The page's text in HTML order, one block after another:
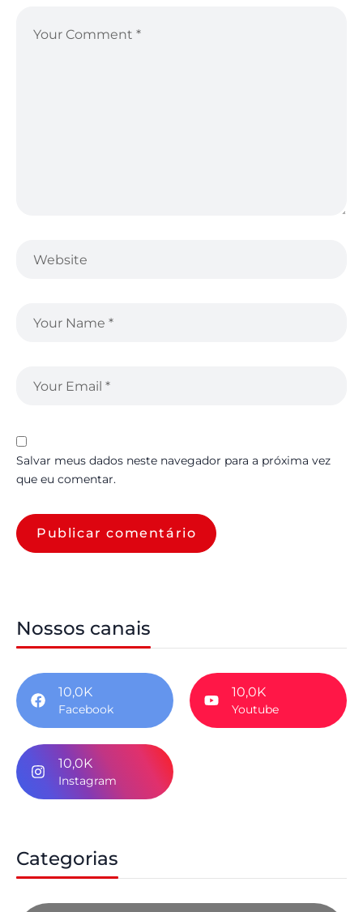
Salvar meus dados neste navegador para a próxima vez
que eu comentar.
Nossos canais
10,0K
Facebook
10,0K
Youtube
10,0K
Instagram
Categorias